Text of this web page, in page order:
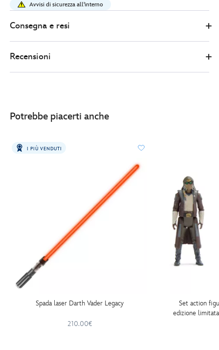
wars-
busto-
set-
75438-
Avvisi di sicurezza all'interno
Consegna e resi
Recensioni
Potrebbe piacerti anche
I PIÙ VENDUTI
Spada laser Darth Vader Legacy
210.00€
Set action
edizione